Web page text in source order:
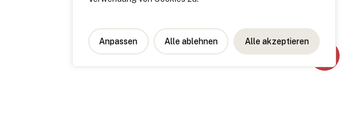
Anpassen Alle ablehnen Alle akzeptieren